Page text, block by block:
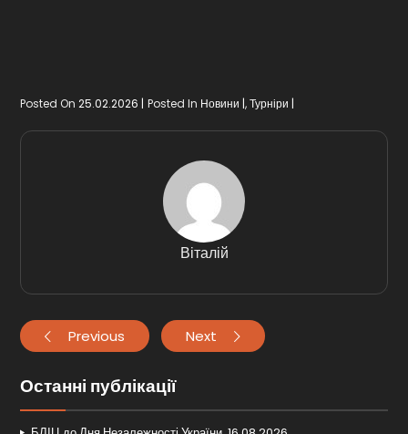
Posted On 25.02.2026 Posted In Новини ,Турніри
Віталій
Previous Next
Останні публікації